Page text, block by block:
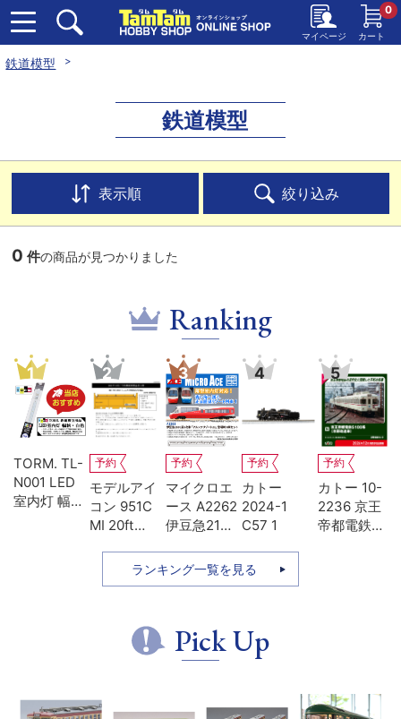
マイページ カート
0
鉄道模型
鉄道模型
表示順 絞り込み
0 件の商品が見つかりました
Ranking
1
TORM. TL-
N001 LED
室内灯 幅狭
2
予約
モデルアイ
コン 951C
MI 20ft
3
予約
マイクロエ
ース A2262
伊豆急2100
ルファ・リ
ゾート21 登
4
予約
カトー
2024-1
C57 1
5
予約
カトー 10-
2236 京王
帝都電鉄
ランキング一覧を見る
Pick Up